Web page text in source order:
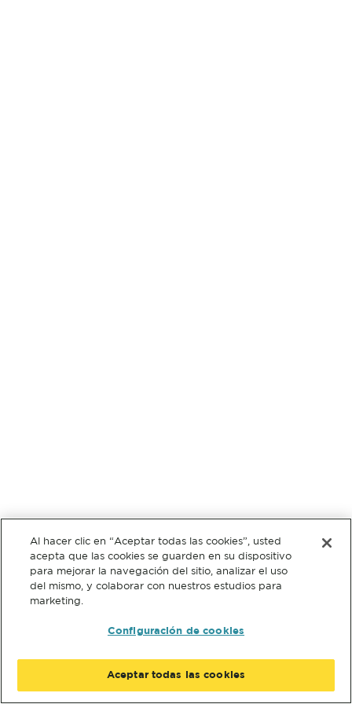
Al hacer clic en “Aceptar todas las cookies”, usted
acepta que las cookies se guarden en su dispositivo
para mejorar la navegación del sitio, analizar el uso
del mismo, y colaborar con nuestros estudios para
marketing.
Configuración de cookies
Aceptar todas las cookies